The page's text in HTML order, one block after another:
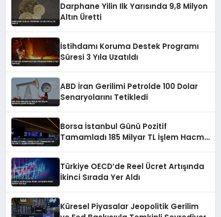
Darphane Yilin Ilk Yarısında 9,8 Milyon
Altın Üretti
İstihdamı Koruma Destek Programı
Süresi 3 Yıla Uzatıldı
ABD İran Gerilimi Petrolde 100 Dolar
Senaryolarını Tetikledi
Borsa İstanbul Günü Pozitif
Tamamladı 185 Milyar TL İşlem Hacmi
Türkiye OECD’de Reel Ücret Artışında
İkinci Sırada Yer Aldı
Küresel Piyasalar Jeopolitik Gerilim